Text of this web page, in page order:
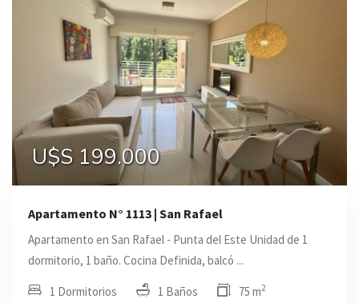
U$S 199.000
Apartamento N° 1113 | San Rafael
Apartamento en San Rafael - Punta del Este Unidad de 1
dormitorio, 1 baño. Cocina Definida, balcó ...
1 Dormitorios 1 Baños 75 m2